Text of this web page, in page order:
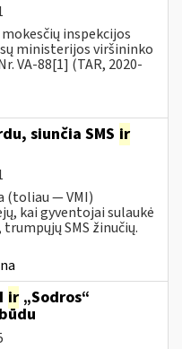
inspekcijos
ministerijos viršininko
VA-88[1] (TAR, 2020-
siunčia SMS ir
(toliau — VMI)
kai gyventojai sulaukė
SMS žinučių.
ir „Sodros“